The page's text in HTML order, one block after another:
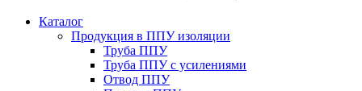
Каталог
Продукция в ППУ изоляции
Труба ППУ
Труба ППУ с усилениями
Отвод ППУ